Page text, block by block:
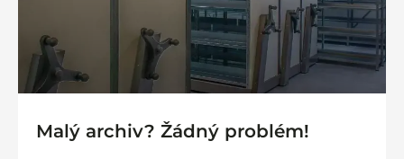
Malý archiv? Žádný problém!